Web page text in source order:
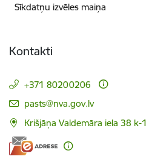
Sīkdatņu izvēles maiņa
Kontakti
+371 80200206
E-pasts:
pasts@nva.gov.lv
Krišjāņa Valdemāra iela 38 k-